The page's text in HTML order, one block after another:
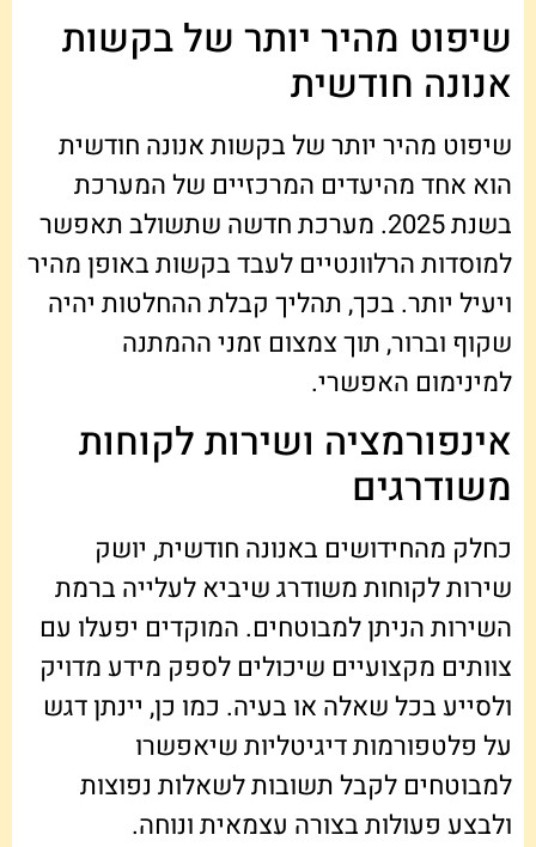
שיפוט מהיר יותר של בקשות
אנונה חודשית
שיפוט מהיר יותר של בקשות אנונה חודשית
הוא אחד מהיעדים המרכזיים של המערכת
בשנת 2025. מערכת חדשה שתשולב תאפשר
למוסדות הרלוונטיים לעבד בקשות באופן מהיר
ויעיל יותר. בכך, תהליך קבלת ההחלטות יהיה
שקוף וברור, תוך צמצום זמני ההמתנה
למינימום האפשרי.
אינפורמציה ושירות לקוחות
משודרגים
כחלק מהחידושים באנונה חודשית, יושק
שירות לקוחות משודרג שיביא לעלייה ברמת
השירות הניתן למבוטחים. המוקדים יפעלו עם
צוותים מקצועיים שיכולים לספק מידע מדויק
ולסייע בכל שאלה או בעיה. כמו כן, יינתן דגש
על פלטפורמות דיגיטליות שיאפשרו
למבוטחים לקבל תשובות לשאלות נפוצות
ולבצע פעולות בצורה עצמאית ונוחה.